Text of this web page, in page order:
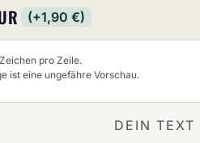
(+1,90 €)
pro Zeile.
ist eine ungefähre Vorschau.